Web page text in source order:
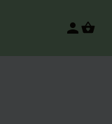
person